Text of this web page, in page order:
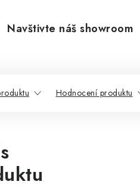
Navštivte náš showroom
Hodnocení produktu